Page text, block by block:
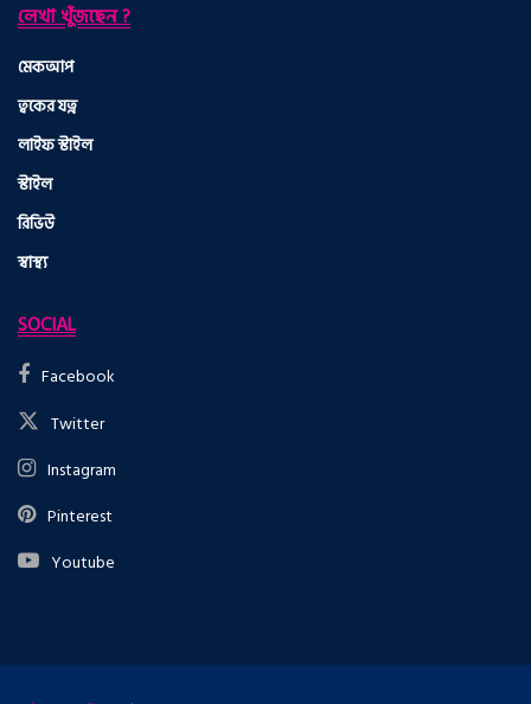
লেখা খুঁজছেন ?
মেকআপ
ত্বকের যত্ন
লাইফ স্টাইল
স্টাইল
রিভিউ
স্বাস্থ্য
SOCIAL
Facebook
Twitter
Instagram
Pinterest
Youtube